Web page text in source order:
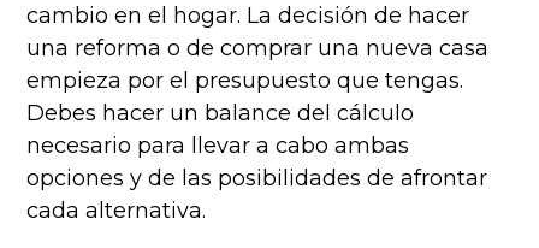
cambio en el hogar. La decisión de hacer
una reforma o de comprar una nueva casa
empieza por el presupuesto que tengas.
Debes hacer un balance del cálculo
necesario para llevar a cabo ambas
opciones y de las posibilidades de afrontar
cada alternativa.